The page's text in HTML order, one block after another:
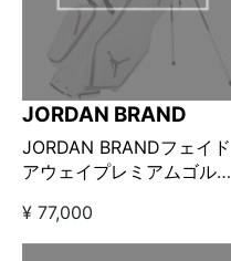
JORDAN BRAND
JORDAN BRANDフェイド
アウェイプレミアムゴルフ
¥ 77,000